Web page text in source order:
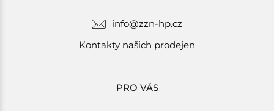
info@zzn-hp.cz
Kontakty našich prodejen
PRO VÁS